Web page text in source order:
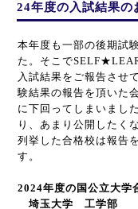
24年度の入試結果の
本年度も一部の後期試
た。そこで
入試結果をご報告させ
験結果の報告を頂いた
に下回ってしまいまし
り、あまり公開したく
列挙した合格校は報告
す。
2024年度の国公立大
埼玉大学 工学部